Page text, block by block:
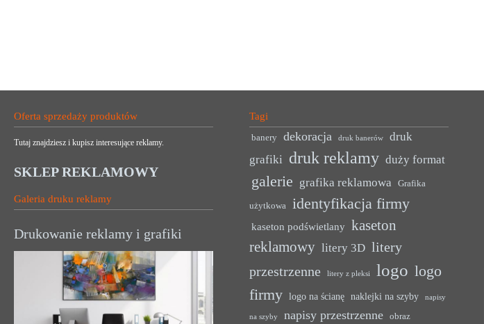
Oferta sprzedaży produktów
Tutaj znajdziesz i kupisz interesujące reklamy.
SKLEP REKLAMOWY
Galeria druku reklamy
Drukowanie reklamy i grafiki
Tagi
banery dekoracja druk banerów
druk
grafiki druk reklamy duży format
galerie grafika reklamowa Grafika
użytkowa identyfikacja firmy
kaseton podświetlany kaseton
reklamowy litery 3D litery
przestrzenne
litery z pleksi logo logo
firmy
logo na ścianę naklejki na szyby napisy
na szyby napisy przestrzenne obraz